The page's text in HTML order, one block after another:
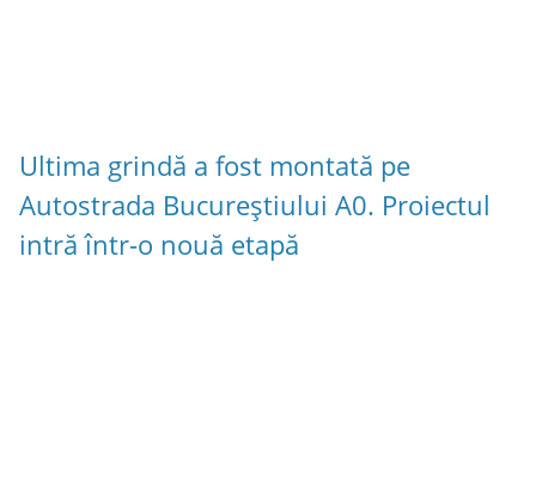
Ultima grindă a fost montată pe
Autostrada Bucureștiului A0. Proiectul
intră într-o nouă etapă